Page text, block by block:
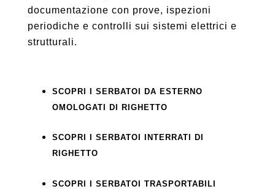
documentazione con prove, ispezioni
periodiche e controlli sui sistemi elettrici e
strutturali.
SCOPRI I SERBATOI DA ESTERNO
OMOLOGATI DI RIGHETTO
SCOPRI I SERBATOI INTERRATI DI
RIGHETTO
SCOPRI I SERBATOI TRASPORTABILI